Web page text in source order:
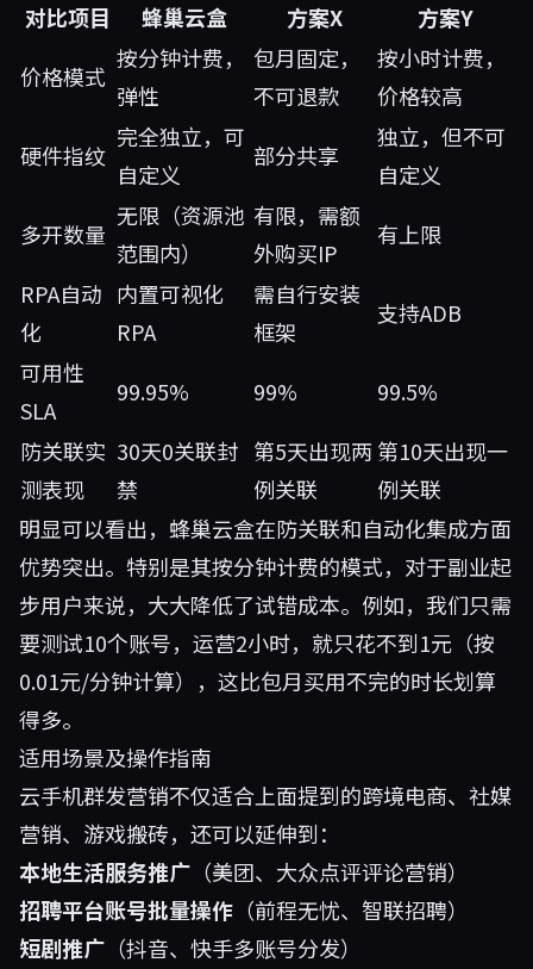
对比项目
蜂巢云盒 方案X
方案Y
价格模式
按分钟计费，
弹性
包月固定，
不可退款
按小时计费，
价格较高
硬件指纹
完全独立，可
自定义
部分共享
独立，但不可
自定义
多开数量
无限（资源池
范围内）
有限，需额
外购买IP
有上限
RPA自动
化
内置可视化
RPA
需自行安装
框架
支持ADB
可用性
SLA
99.95% 99%
99.5%
防关联实
测表现
30天0关联封
禁
第5天出现两
例关联
第10天出现一
例关联
明显可以看出，蜂巢云盒在防关联和自动化集成方面
优势突出。特别是其按分钟计费的模式，对于副业起
步用户来说，大大降低了试错成本。例如，我们只需
要测试10个账号，运营2小时，就只花不到1元（按
0.01元/分钟计算），这比包月买用不完的时长划算
得多。
适用场景及操作指南
云手机群发营销不仅适合上面提到的跨境电商、社媒
营销、游戏搬砖，还可以延伸到：
本地生活服务推广 （美团、大众点评评论营销）
招聘平台账号批量操作 （前程无忧、智联招聘）
短剧推广 （抖音、快手多账号分发）